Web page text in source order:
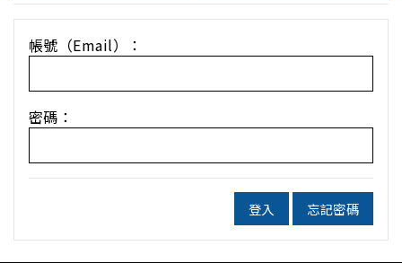
帳號（Email）：
密碼：
登入 忘記密碼